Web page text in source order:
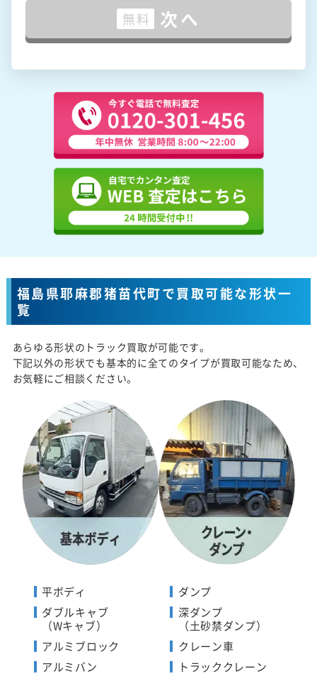
無料 次へ
福島県耶麻郡猪苗代町で買取可能な形状一
覧
あらゆる形状のトラック買取が可能です。
下記以外の形状でも基本的に全てのタイプが買取可能なため、
お気軽にご相談ください。
平ボディ
ダブルキャブ
（Wキャブ）
アルミブロック
アルミバン
ダンプ
深ダンプ
（土砂禁ダンプ）
クレーン車
トラッククレーン